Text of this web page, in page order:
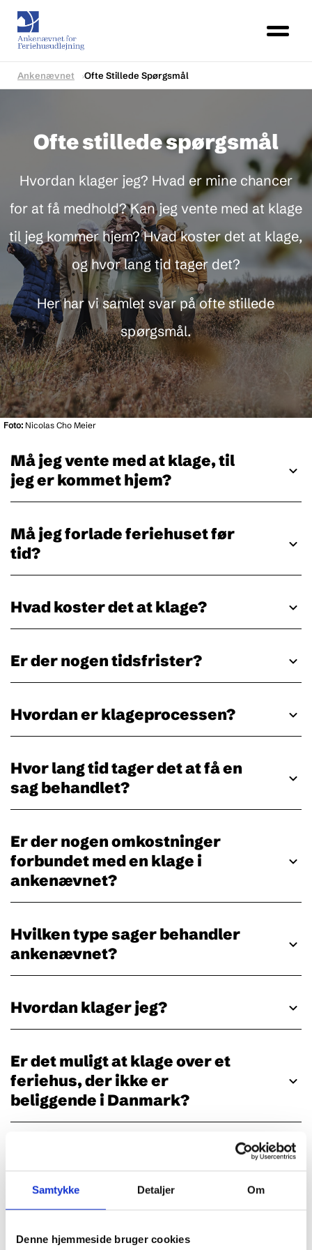
Samtykke Detaljer Om
Denne hjemmeside bruger cookies
Ankenævnet Ofte Stillede Spørgsmål
Ofte stillede spørgsmål
Hvordan klager jeg? Hvad er mine chancer
for at få medhold? Kan jeg vente med at klage
til jeg kommer hjem? Hvad koster det at klage,
og hvor lang tid tager det?
Her har vi samlet svar på ofte stillede
spørgsmål.
Foto: Nicolas Cho Meier
Må jeg vente med at klage, til
jeg er kommet hjem?
Må jeg forlade feriehuset før
tid?
Hvad koster det at klage?
Er der nogen tidsfrister?
Hvordan er klageprocessen?
Hvor lang tid tager det at få en
sag behandlet?
Er der nogen omkostninger
forbundet med en klage i
ankenævnet?
Hvilken type sager behandler
ankenævnet?
Hvordan klager jeg?
Er det muligt at klage over et
feriehus, der ikke er
beliggende i Danmark?
hus/en lejlighed lejet via en
udlejningsportal, fx Airbnb,
Booking.com o.l.?